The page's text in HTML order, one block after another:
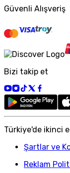
Güvenli Alışveriş
Bizi takip et
Türkiye'de ikinci
Şartlar ve
Reklam